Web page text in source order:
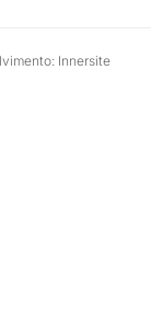
Innersite